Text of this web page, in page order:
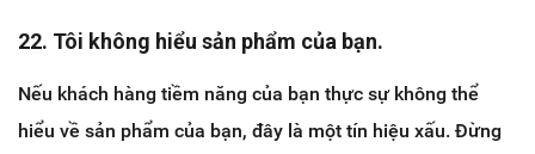
22. Tôi không hiểu sản phẩm của bạn.
Nếu khách hàng tiềm năng của bạn thực sự không thể
hiểu về sản phẩm của bạn, đây là một tín hiệu xấu. Đừng